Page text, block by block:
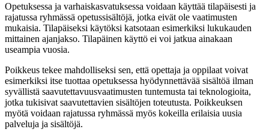
Opetuksessa ja varhaiskasvatuksessa voidaan käyttää tilapäisesti ja
rajatussa ryhmässä opetussisältöjä, jotka eivät ole vaatimusten
mukaisia. Tilapäiseksi käytöksi katsotaan esimerkiksi lukukauden
mittainen ajanjakso. Tilapäinen käyttö ei voi jatkua ainakaan
useampia vuosia.
Poikkeus tekee mahdolliseksi sen, että opettaja ja oppilaat voivat
esimerkiksi itse tuottaa opetuksessa hyödynnettävää sisältöä ilman
syvällistä saavutettavuusvaatimusten tuntemusta tai teknologioita,
jotka tukisivat saavutettavien sisältöjen toteutusta. Poikkeuksen
myötä voidaan rajatussa ryhmässä myös kokeilla erilaisia uusia
palveluja ja sisältöjä.